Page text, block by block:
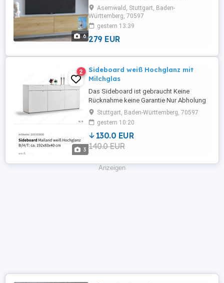
6
Sonoma Eiche und Gold Eiche in Matt
Ausführungen besteht, die Ihnen
ermöglichen, eine Zusammensetzung
nach Ihrem Geschmack und Bedürfnissen
anzupassen. Preis beinhaltet keine
Kaufes: - LED ...
Asemwald, Stuttgart, Baden-
Württemberg, 70597
gestern 13:39
279 EUR
3
2
Sideboard weiß Hochglanz mit
Milchglas
Das Sideboard ist gebraucht Keine
Rücknahme keine Garantie Nur Abholung
in Stuttgart muss selbst zerlegt werden
Np 279 Euro
Stuttgart, Baden-Württemberg, 70597
gestern 10:20
130.0 EUR
140.0 EUR
Anzeigen